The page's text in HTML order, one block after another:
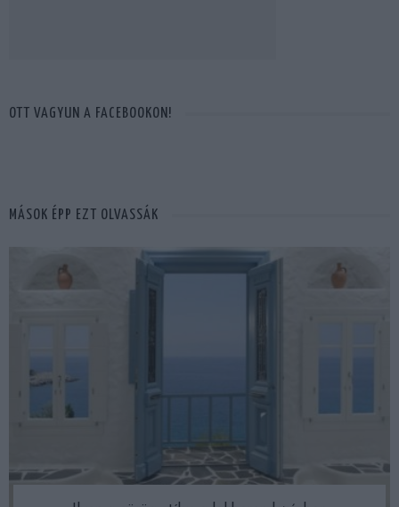
OTT VAGYUN A FACEBOOKON!
MÁSOK ÉPP EZT OLVASSÁK